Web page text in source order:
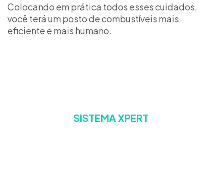
SISTEMA XPERT
Colocando em prática todos esses cuidados,
você terá um posto de combustíveis mais
eficiente e mais humano.